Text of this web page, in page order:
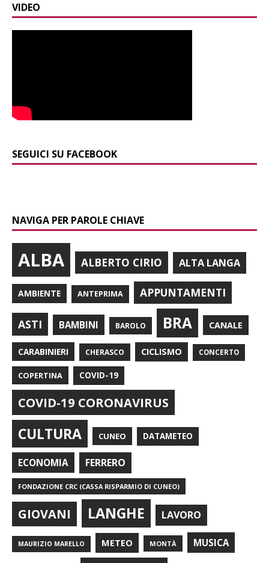
VIDEO
SEGUICI SU FACEBOOK
NAVIGA PER PAROLE CHIAVE
ALBA ALBERTO CIRIO ALTA LANGA
AMBIENTE ANTEPRIMA APPUNTAMENTI
ASTI BAMBINI BAROLO BRA CANALE
CARABINIERI CHERASCO CICLISMO CONCERTO
COPERTINA COVID-19
COVID-19 CORONAVIRUS
CULTURA CUNEO DATAMETEO
ECONOMIA FERRERO
FONDAZIONE CRC (CASSA RISPARMIO DI CUNEO)
GIOVANI LANGHE LAVORO
MAURIZIO MARELLO METEO MONTÀ MUSICA